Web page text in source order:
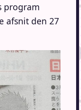
program
afsnit den 27